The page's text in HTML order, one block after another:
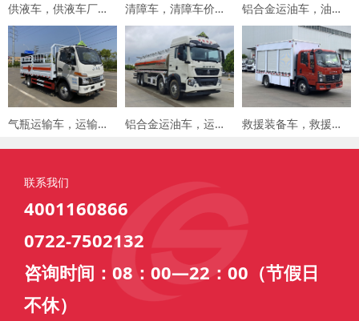
供液车，供液车厂家，专用车厂家，楚胜集团 清障车，清障车价格，楚胜集团 铝合金运油车，油罐车，楚胜汽车集团
气瓶运输车，运输车价格，楚胜汽车集团 铝合金运油车，运油车厂家，楚胜汽车集团 救援装备车，救援车，楚胜汽车集团
联系我们
4001160866
0722-7502132
咨询时间：08：00—22：00（节假日
不休）